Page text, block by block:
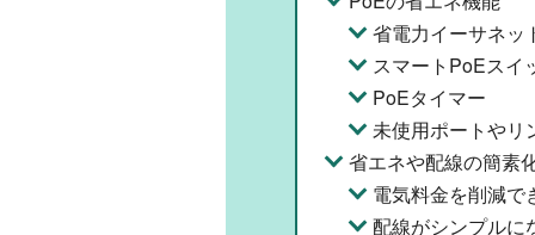
省電力イーサネッ
スマートPoEスイ
PoEタイマー
未使用ポートやリ
省エネや配線の簡素
電気料金を削減で
配線がシンプルに